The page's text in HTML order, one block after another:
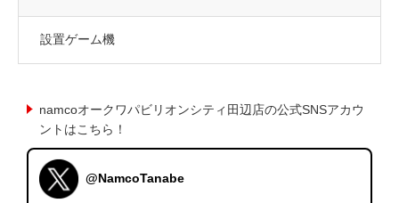
設置ゲーム機
namcoオークワパビリオンシティ田辺店の公式SNSアカウ
ントはこちら！
@NamcoTanabe